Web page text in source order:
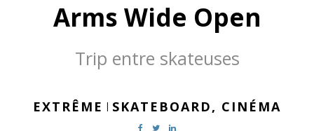
Arms Wide Open
Trip entre skateuses
EXTRÊME | SKATEBOARD, CINÉMA